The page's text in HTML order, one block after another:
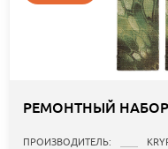
РЕМОНТНЫЙ НАБОР
ПРОИЗВОДИТЕЛЬ: